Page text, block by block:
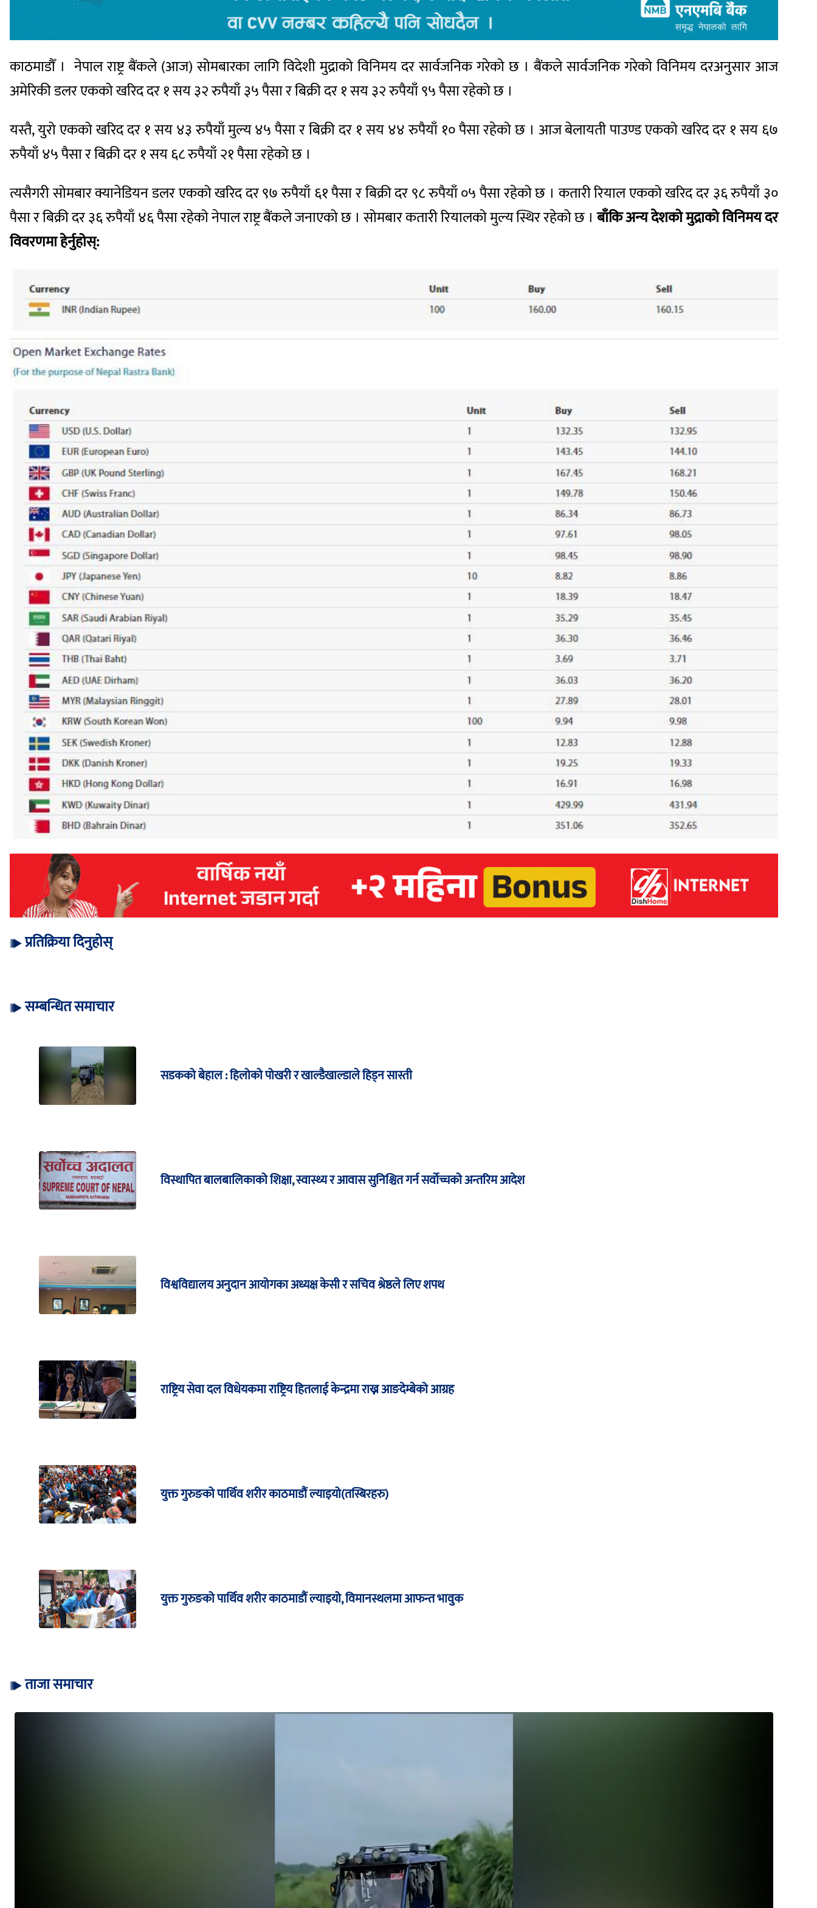
काठमाडौँ । नेपाल राष्ट्र बैंकले (आज) सोमबारका लागि विदेशी मुद्राको विनिमय दर सार्वजनिक गरेको छ । बैंकले सार्वजनिक गरेको विनिमय दरअनुसार आज
अमेरिकी डलर एकको खरिद दर १ सय ३२ रुपैयाँ ३५ पैसा र बिक्री दर १ सय ३२ रुपैयाँ ९५ पैसा रहेको छ ।
यस्तै, युरो एकको खरिद दर १ सय ४३ रुपैयाँ मुल्य ४५ पैसा र बिक्री दर १ सय ४४ रुपैयाँ १० पैसा रहेको छ । आज बेलायती पाउण्ड एकको खरिद दर १ सय ६७
रुपैयाँ ४५ पैसा र बिक्री दर १ सय ६८ रुपैयाँ २१ पैसा रहेको छ ।
त्यसैगरी सोमबार क्यानेडियन डलर एकको खरिद दर ९७ रुपैयाँ ६१ पैसा र बिक्री दर ९८ रुपैयाँ ०५ पैसा रहेको छ । कतारी रियाल एकको खरिद दर ३६ रुपैयाँ ३०
पैसा र बिक्री दर ३६ रुपैयाँ ४६ पैसा रहेको नेपाल राष्ट्र बैंकले जनाएको छ । सोमबार कतारी रियालको मुल्य स्थिर रहेको छ ।बाँकि अन्य देशको मुद्राको विनिमय दर
विवरणमा हेर्नुहोस्:
प्रतिक्रिया दिनुहोस्
सम्बन्धित समाचार
सडकको बेहाल : हिलोको पोखरी र खाल्डैखाल्डाले हिड्न सास्ती
विस्थापित बालबालिकाको शिक्षा, स्वास्थ्य र आवास सुनिश्चित गर्न सर्वोच्चको अन्तरिम आदेश
विश्वविद्यालय अनुदान आयोगका अध्यक्ष केसी र सचिव श्रेष्ठले लिए शपथ
राष्ट्रिय सेवा दल विधेयकमा राष्ट्रिय हितलाई केन्द्रमा राख्न आङदेम्बेको आग्रह
युक्त गुरुङको पार्थिव शरीर काठमाडौं ल्याइयो(तस्बिरहरु)
युक्त गुरुङको पार्थिव शरीर काठमाडौं ल्याइयो, विमानस्थलमा आफन्त भावुक
ताजा समाचार